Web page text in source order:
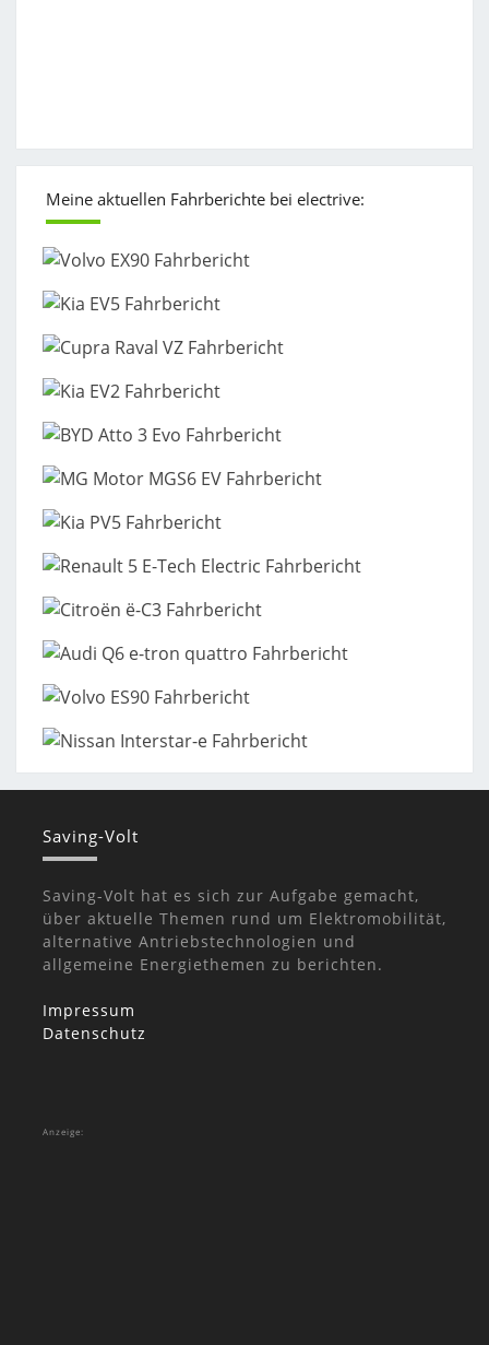
Meine aktuellen Fahrberichte bei electrive:
Saving-Volt
Saving-Volt hat es sich zur Aufgabe gemacht,
über aktuelle Themen rund um Elektromobilität,
alternative Antriebstechnologien und
allgemeine Energiethemen zu berichten.
Impressum
Datenschutz
Anzeige: